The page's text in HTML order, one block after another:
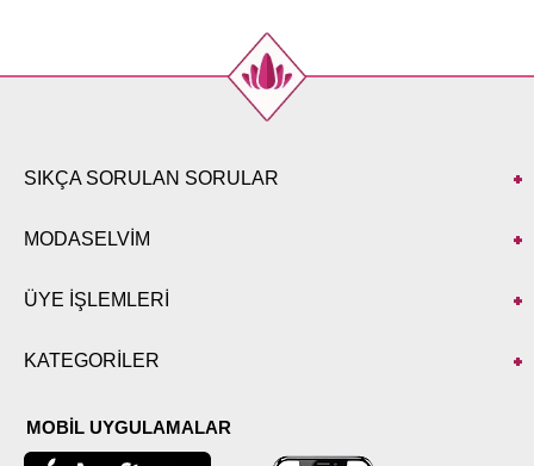
110
48
114 106
137
118
SIKÇA SORULAN SORULAR
MODASELVİM
ÜYE İŞLEMLERİ
KATEGORİLER
MOBİL UYGULAMALAR